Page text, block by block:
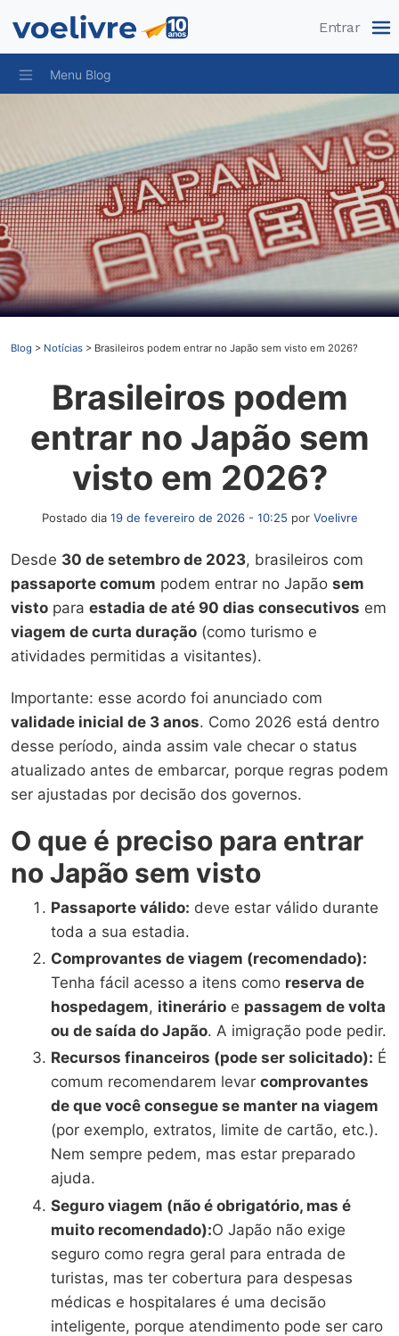
Entrar
Menu Blog
Blog > Notícias > Brasileiros podem entrar no Japão sem visto em 2026?
Brasileiros podem
entrar no Japão sem
visto em 2026?
Postado dia 19 de fevereiro de 2026 - 10:25 por Voelivre
Desde 30 de setembro de 2023, brasileiros com
passaporte comum podem entrar no Japão sem
visto para estadia de até 90 dias consecutivos em
viagem de curta duração (como turismo e
atividades permitidas a visitantes).
Importante: esse acordo foi anunciado com
validade inicial de 3 anos. Como 2026 está dentro
desse período, ainda assim vale checar o status
atualizado antes de embarcar, porque regras podem
ser ajustadas por decisão dos governos.
O que é preciso para entrar
no Japão sem visto
Passaporte válido: deve estar válido durante
toda a sua estadia.
Comprovantes de viagem (recomendado):
Tenha fácil acesso a itens como reserva de
hospedagem, itinerário e passagem de volta
ou de saída do Japão. A imigração pode pedir.
Recursos financeiros (pode ser solicitado): É
comum recomendarem levar comprovantes
de que você consegue se manter na viagem
(por exemplo, extratos, limite de cartão, etc.).
Nem sempre pedem, mas estar preparado
ajuda.
Seguro viagem (não é obrigatório, mas é
muito recomendado):O Japão não exige
seguro como regra geral para entrada de
turistas, mas ter cobertura para despesas
médicas e hospitalares é uma decisão
inteligente, porque atendimento pode ser caro